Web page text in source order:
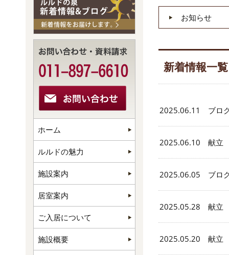
お知らせ
新着情報一覧
2025.06.11 ブロ
2025.06.10 献立
2025.06.05 ブロ
2025.05.28 献立
2025.05.20 献立
ホーム
ルルドの魅力
施設案内
居室案内
ご入居について
施設概要